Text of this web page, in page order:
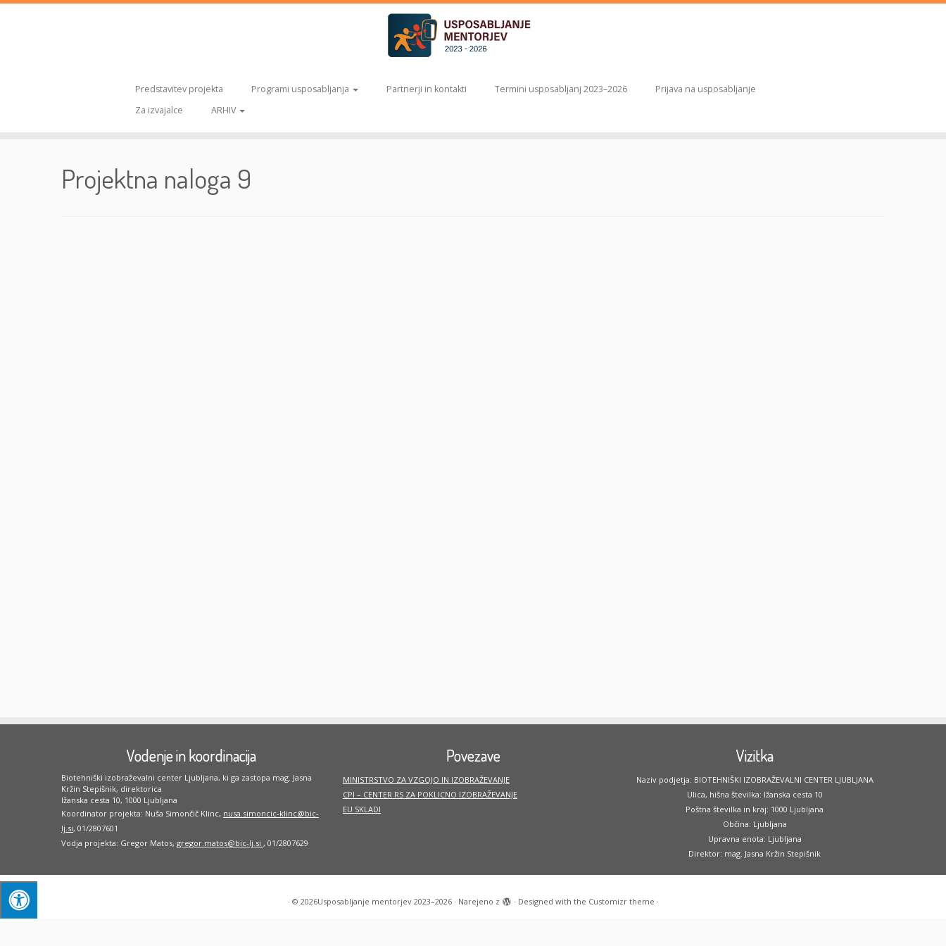
Predstavitev projekta Programi usposabljanja Partnerji in kontakti Termini usposabljanj 2023–2026
Prijava na usposabljanje
Za izvajalce
ARHIV
Projektna naloga 9
Vodenje in koordinacija
Biotehniški izobraževalni center Ljubljana, ki ga zastopa mag. Jasna
Kržin Stepišnik, direktorica
Ižanska cesta 10, 1000 Ljubljana
Koordinator projekta: Nuša Simončič Klinc, nusa.simoncic-klinc@bic-
lj.si, 01/2807601
Vodja projekta: Gregor Matos, gregor.matos@bic-lj.si , 01/2807629
Povezave
MINISTRSTVO ZA VZGOJO IN IZOBRAŽEVANJE
CPI – CENTER RS ZA POKLICNO IZOBRAŽEVANJE
EU SKLADI
Vizitka
Naziv podjetja: BIOTEHNIŠKI IZOBRAŽEVALNI CENTER LJUBLJANA
Ulica, hišna številka: Ižanska cesta 10
Poštna številka in kraj: 1000 Ljubljana
Občina: Ljubljana
Upravna enota: Ljubljana
Direktor: mag. Jasna Kržin Stepišnik
· © 2026Usposabljanje mentorjev 2023–2026· Narejeno z · Designed with the Customizr theme ·